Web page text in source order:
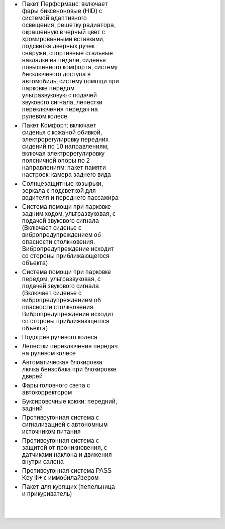
Пакет Перформанс: включает
фары биксеноновые (HID) с
системой адаптивного
освещения, решетку радиатора,
окрашенную в черный цвет с
хромированными вставками,
подсветка дверных ручек
снаружи, cпортивные стальные
накладки на педали, сиденья
повышенного комфорта, систему
бесключевого доступа в
автомобиль, cистему помощи при
парковке передом
ультразвуковую с подачей
звукового сигнала, лепестки
переключения передач на
рулевом колесе
Пакет Комфорт: включает
сиденья с кожаной обивкой,
электрорегулировку передних
сидений по 10 направлениям,
включая электрорегулировку
поясничной опоры по 2
направлениям; пакет памяти
настроек; камера заднего вида
Солнцезащитные козырьки,
зеркала с подсветкой для
водителя и переднего пассажира
Система помощи при парковке
задним ходом, ультразвуковая, с
подачей звукового сигнала
(Включает сиденье с
вибропредупреждением об
опасности столкновения.
Вибропредупреждение исходит
со стороны приближающегося
объекта)
Cистема помощи при парковке
передом, ультразвуковая, с
подачей звукового сигнала
(Включает сиденье с
вибропредупреждением об
опасности столкновения.
Вибропредупреждение исходит
со стороны приближающегося
объекта)
Подогрев рулевого колеса
Лепестки переключения передач
на рулевом колесе
Автоматическая блокировка
лючка бензобака при блокировке
дверей
Фары головного света с
автокорректором
Буксировочные крюки: передний,
задний
Противоугонная система с
сигнализацией с автономным
источником питания
Противоугонная система с
защитой от проникновения, с
датчиками наклона и движения
внутри салона
Противоугонная система PASS-
Key III+ с иммобилайзером
Пакет для курящих (пепельница
и прикуриватель)